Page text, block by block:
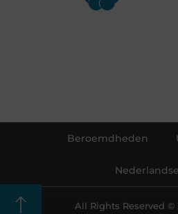
Beroemdheden
All Rights Reserved ©